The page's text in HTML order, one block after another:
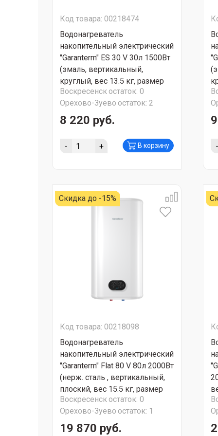
Код товара: 00218474
Водонагреватель
накопительный электрический
"Garanterm" ES 30 V 30л 1500Вт
(эмаль, вертикальный,
круглый, вес 13.5 кг, размер
501x378x365) СУПЕР АКЦИЯ!!!
Воскресенскостаток: 0
Орехово-Зуево остаток: 2
8 220 руб.
- + В корзину -
Скидка до -15%
Код товара: 00218098
Водонагреватель
накопительный электрический
"Garanterm" Flat 80 V 80л 2000Вт
(нерж. сталь , вертикальный,
плоский, вес 15.5 кг, размер
971x293x511) СУПЕР АКЦИЯ!!!
Воскресенскостаток: 0
Орехово-Зуево остаток: 1
19 870 руб.